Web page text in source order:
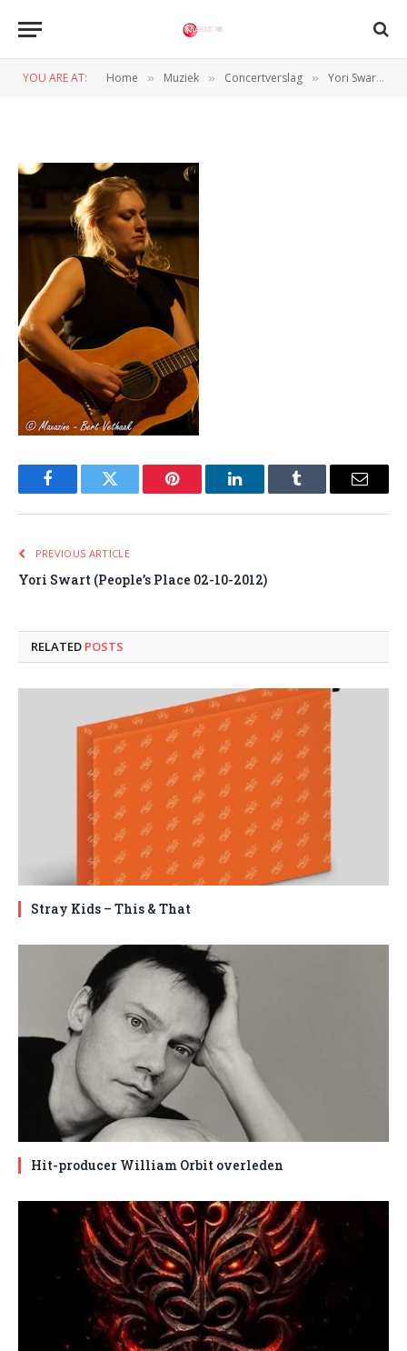
YOU ARE AT: Home » Muziek » Concertverslag » Yori Swart (People’s Place 02-10-2012)
FacebookTwitter Pinterest LinkedInTumblr Email
PREVIOUS ARTICLE
Yori Swart (People’s Place 02-10-2012)
RELATED POSTS
Stray Kids – This & That
Hit-producer William Orbit overleden